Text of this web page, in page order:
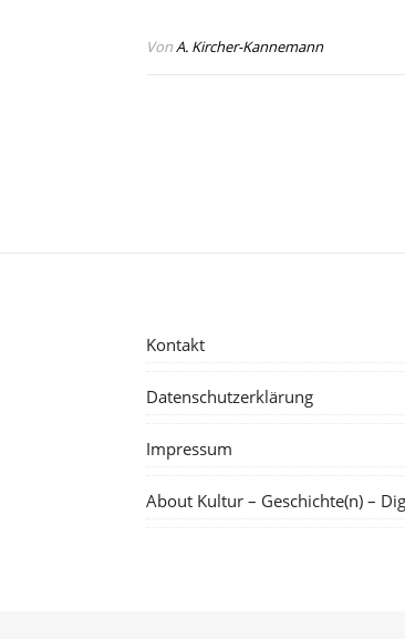
VonA. Kircher-Kannemann
Kontakt
Datenschutzerklärung
Impressum
About Kultur – Geschichte(n) –